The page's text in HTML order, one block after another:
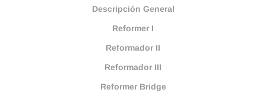
Descripción General
Reformer I
Reformador II
Reformador III
Reformer Bridge